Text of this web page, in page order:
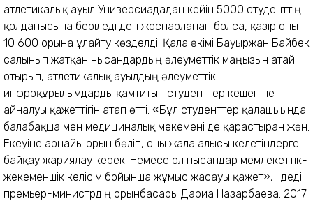
атлетикалық ауыл Универсиададан кейін 5000 студенттің
қолданысына беріледі деп жоспарланған болса, қазір оны
10 600 орынға ұлғайту көзделді. Қала әкімі Бауыржан Байбек
салынып жатқан нысандардың әлеуметтік маңызын атай
отырып, атлетикалық ауылдың әлеуметтік
инфроқұрылымдарды қамтитын студенттер кешеніне
айналуы қажеттігін атап өтті. «Бұл студенттер қалашығында
балабақша мен медициналық мекемені де қарастырған жөн.
Екеуіне арнайы орын бөліп, оны жалға алғысы келетіндерге
байқау жариялау керек. Немесе ол нысандар мемлекеттік-
жекеменшік келісім бойынша жұмыс жасауы қажет»,- деді
премьер-министрдің орынбасары Дариға Назарбаева. 2017